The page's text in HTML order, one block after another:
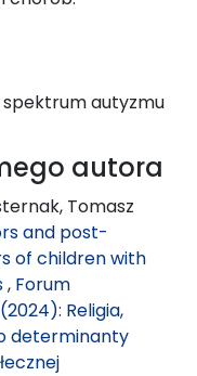
spektrum autyzmu
autora
Tomasz
and post-
of children with
, Forum
Religia,
determinanty